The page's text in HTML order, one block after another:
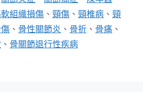
組織損傷 、 頸傷 、 頸椎病 、 頸
、 骨性關節炎 、 骨折 、 骨痛 、
、 骨關節退行性疾病